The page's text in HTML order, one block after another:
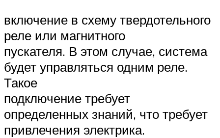
включение в схему твердотельного
реле или магнитного
пускателя. В этом случае, система
будет управляться одним реле.
Такое
подключение требует
определенных знаний, что требует
привлечения электрика.